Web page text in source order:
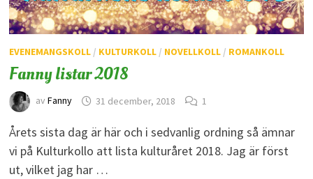
EVENEMANGSKOLL/ KULTURKOLL/ NOVELLKOLL/ ROMANKOLL
Fanny listar 2018
av Fanny 31 december, 2018 1
Årets sista dag är här och i sedvanlig ordning så ämnar
vi på Kulturkollo att lista kulturåret 2018. Jag är först
ut, vilket jag har …